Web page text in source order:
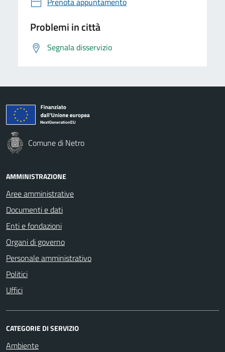
Problemi in città
Segnala disservizio
Comune di Netro
AMMINISTRAZIONE
Aree amministrative
Documenti e dati
Enti e fondazioni
Organi di governo
Personale amministrativo
Politici
Uffici
CATEGORIE DI SERVIZIO
Ambiente